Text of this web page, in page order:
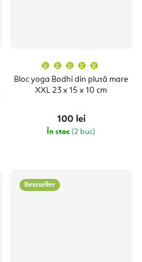
Bloc yoga Bodhi din plută mare
XXL 23 x 15 x 10 cm
a
este
100 lei
În stoc (2 buc)
Bestseller